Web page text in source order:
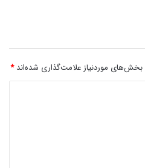
بخش‌های موردنیاز علامت‌گذاری شده‌اند*